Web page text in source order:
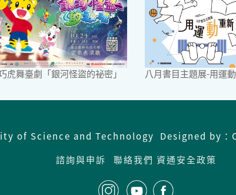
虎舞臺劇「銀河怪盜的祕密」 八月書目主題展-用運
of Science and Technology Designed by
諮詢與申訴
聯絡我們 資通安全政策